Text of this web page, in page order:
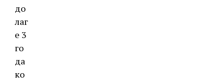
до
лаг
е 3
го
да
ко